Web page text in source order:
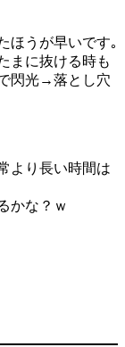
ほうが早いです｡
まに抜ける時も
閃光→落とし穴
より長い時間は
かな？ｗ